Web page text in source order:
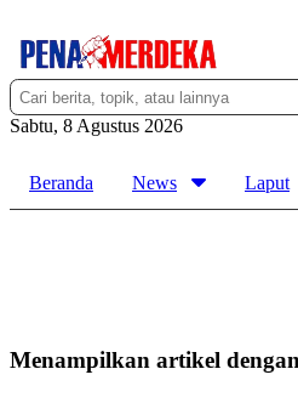
Sabtu, 8 Agustus 2026
Beranda News Laput
Menampilkan artikel